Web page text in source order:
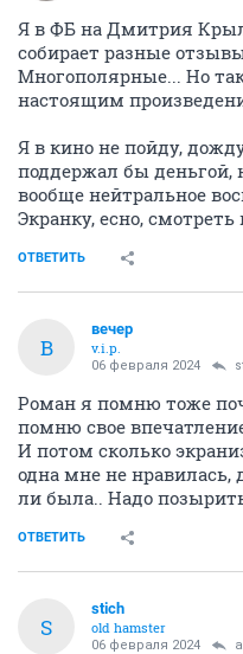
Я в ФБ на Дмитрия
собирает разные
Многополярные... Но
настоящим
Я в кино не пойду,
поддержал бы деньгой,
вообще нейтральное
Экранку, есно, смотреть
ОТВЕТИТЬ
В
вечер
v.i.p.
06 февраля 2024
Роман я помню тоже
помню свое
И потом сколько
одна мне не нравилась,
ли была.. Надо
ОТВЕТИТЬ
S
stich
old hamster
06 февраля 2024